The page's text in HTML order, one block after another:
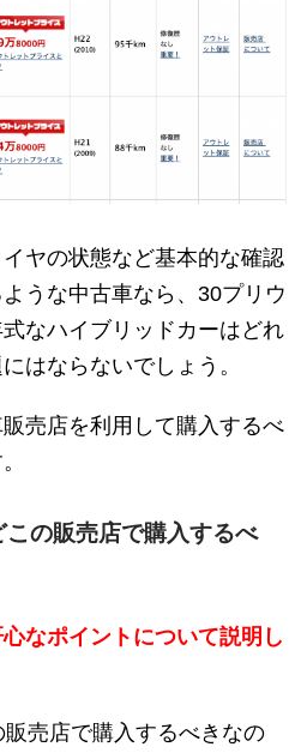
ヤの状態など基本的な確認
うな中古車なら、30プリウ
なハイブリッドカーはどれ
はならないでしょう。
売店を利用して購入するべ
の販売店で購入するべ
なポイントについて説明し
売店で購入するべきなの